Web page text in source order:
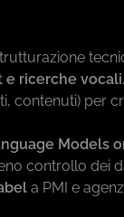
e ricerche
contenuti) per
Models
controllo dei
a PMI e